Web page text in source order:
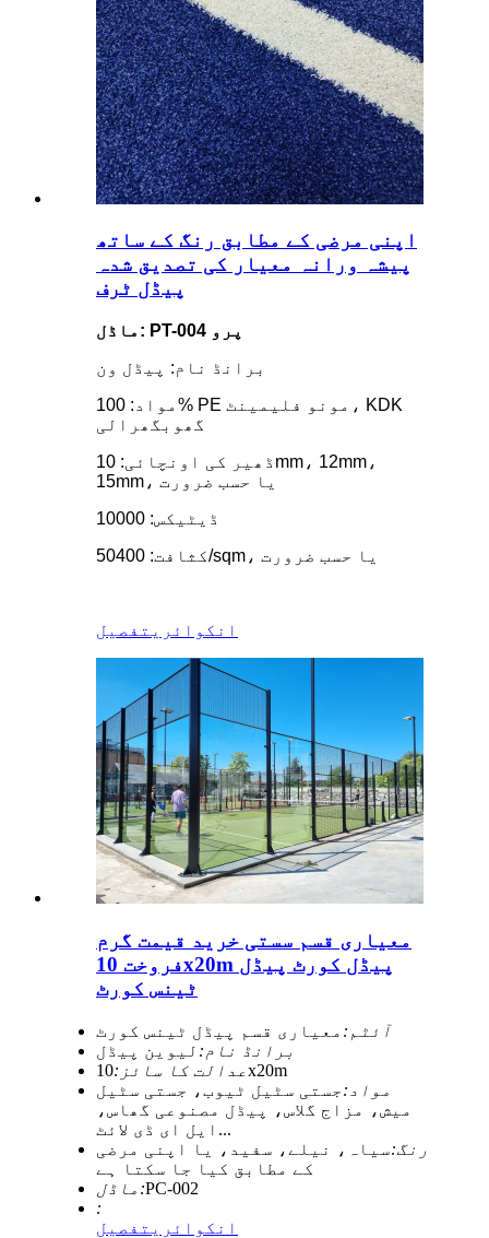
اپنی مرضی کے مطابق رنگ کے ساتھ
پیشہ ورانہ معیار کی تصدیق شدہ
پیڈل ٹرف
ماڈل: PT-004 پرو
برانڈ نام: پیڈل ون
مواد: 100% PE مونو فلیمینٹ، KDK
گھوبگھرالی
ڈھیر کی اونچائی: 10mm، 12mm،
15mm، یا حسب ضرورت
ڈیٹیکس: 10000
کثافت: 50400/sqm، یا حسب ضرورت
انکوائری تفصیل
معیاری قسم سستی خرید قیمت گرم
فروخت 10x20m پیڈل کورٹ پیڈل
ٹینس کورٹ
آئٹم: معیاری قسم پیڈل ٹینس کورٹ
برانڈ نام: لیوین پیڈل
عدالت کا سائز:10x20m
مواد:جستی سٹیل ٹیوب، جستی سٹیل
میش، مزاج گلاس، پیڈل مصنوعی گھاس،
ایل ای ڈی لائٹ...
رنگ:سیاہ، نیلے، سفید، یا اپنی مرضی
کے مطابق کیا جا سکتا ہے
ماڈل:PC-002
:
انکوائری تفصیل